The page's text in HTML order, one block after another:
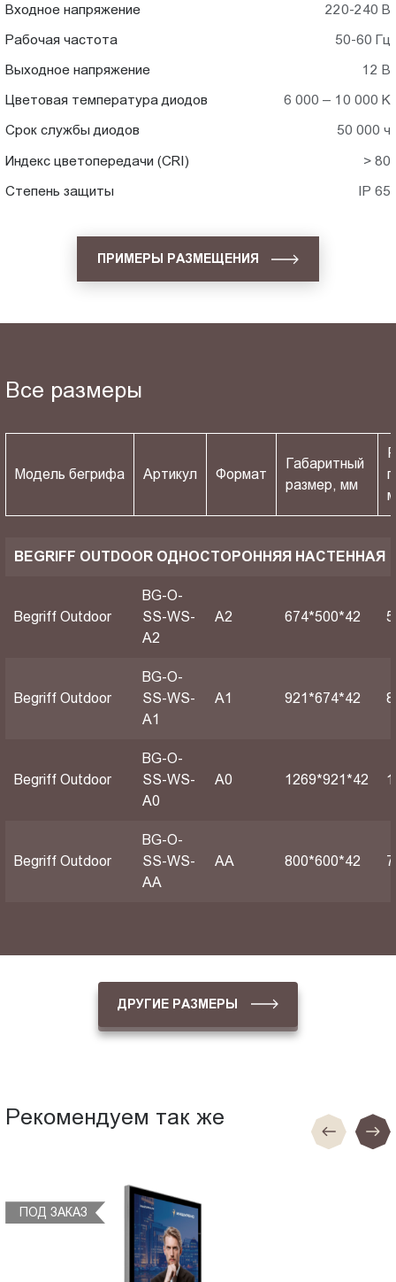
Входное напряжение 220-240 В
Рабочая частота 50-60 Гц
Выходное напряжение 12 В
Цветовая температура диодов 6 000 – 10 000 K
Срок службы диодов 50 000 ч
Индекс цветопередачи (CRI) > 80
Степень защиты IP 65
ПРИМЕРЫ РАЗМЕЩЕНИЯ
Все размеры
Модель бегрифа Артикул Формат
Габаритный
размер, мм
BEGRIFF OUTDOOR ОДНОСТОРОННЯЯ НАСТЕННАЯ
Begriff Outdoor
BG-O-
SS-WS-
A2
A2 674*500*42
Begriff Outdoor
BG-O-
SS-WS-
A1
A1 921*674*42
Begriff Outdoor
BG-O-
SS-WS-
A0
А0 1269*921*42
Begriff Outdoor
BG-O-
SS-WS-
AA
АА 800*600*42
ДРУГИЕ РАЗМЕРЫ
Рекомендуем так же
ПОД ЗАКАЗ